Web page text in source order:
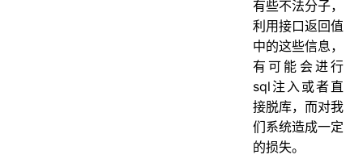
有些不法分子，
利用接口返回值
中的这些信息，
有可能会进行
sql注入或者直
接脱库，而对我
们系统造成一定
的损失。